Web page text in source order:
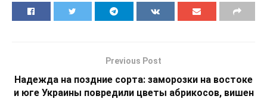
Previous Post
Надежда на поздние сорта: заморозки на востоке
и юге Украины повредили цветы абрикосов, вишен